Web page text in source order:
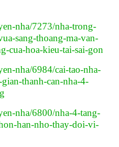
nha/7273/nha-trong-
sang-thoang-ma-van-
cua-hoa-kieu-tai-sai-gon
nha/6984/cai-tao-nha-
thanh-can-nha-4-
nha/6800/nha-4-tang-
han-nho-thay-doi-vi-